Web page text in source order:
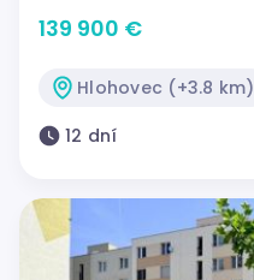
139 900 €
Hlohovec (+3.8 km)
12 dní